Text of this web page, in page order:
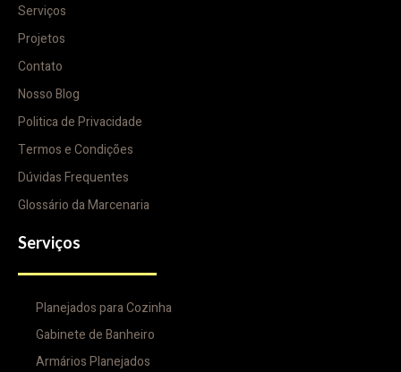
Serviços
Projetos
Contato
Nosso Blog
Politica de Privacidade
Termos e Condições
Dúvidas Frequentes
Glossário da Marcenaria
Serviços
Planejados para Cozinha
Gabinete de Banheiro
Armários Planejados